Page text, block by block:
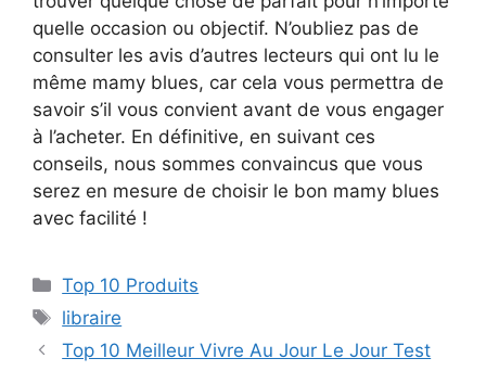
quelle occasion ou objectif. N’oubliez pas de
consulter les avis d’autres lecteurs qui ont lu le
même mamy blues, car cela vous permettra de
savoir s’il vous convient avant de vous engager
à l’acheter. En définitive, en suivant ces
conseils, nous sommes convaincus que vous
serez en mesure de choisir le bon mamy blues
avec facilité !
Top 10 Produits
libraire
Top 10 Meilleur Vivre Au Jour Le Jour Test